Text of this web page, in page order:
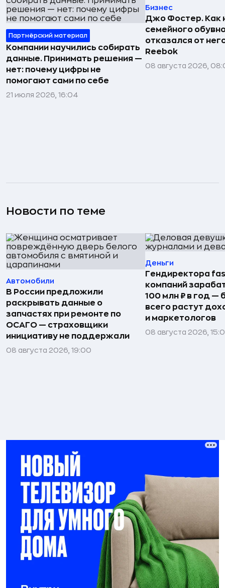
Партнёрский материал
Компании научились собирать
данные. Принимать решения —
нет: почему цифры не
помогают сами по себе
21 июля 2026, 16:04
Бизнес
Джо Фостер. Как
семейного
отказался от
Reebok
08 августа 2026,
Новости по теме
Автомобили
В России предложили
раскрывать данные о
запчастях при ремонте по
ОСАГО — страховщики
инициативу не поддержали
08 августа 2026, 19:00
Деньги
Гендиректора
компаний
100 млн ₽ в год —
всего растут
и маркетологов
08 августа 2026,